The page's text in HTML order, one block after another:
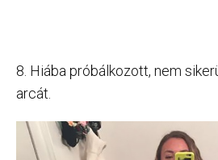
8. Hiába próbálkozott, nem
arcát.